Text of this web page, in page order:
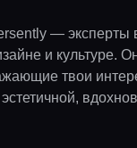
— эксперты
и культуре.
твои
эстетичной,